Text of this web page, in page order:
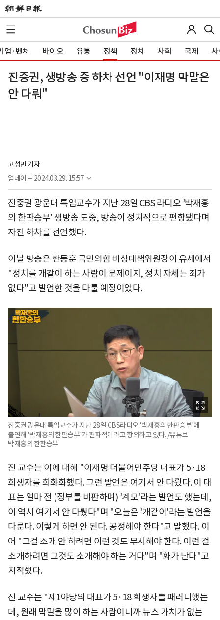
업·벤처 바이오 유통 정책 정치 사회 국제 사
진중권, 생방송 중 하차 선언 "이재명 막말은
안 다뤄"
고성민 기자
업데이트 2024.03.29. 15:57
진중권 광운대 특임교수가 지난 28일 CBS 라디오 '박재홍
의 한판승부' 생방송 도중, 방송이 정치적으로 편향됐다며
자진 하차를 선언했다.
이날 방송은 한동훈 국민의힘 비상대책위원장이 유세에서
"정치를 개같이 하는 사람이 문제이지, 정치 자체는 죄가
없다"고 발언한 것을 다룰 예정이었다.
진중권 광운대 특임교수가 지난 28일 CBS라디오 '박재홍의 한판승부'에
출연해 '박재홍의 한판승부'가 편파적이라고 항의하고 있다. /유튜브
박재홍의 한판승부
진 교수는 이에 대해 "이재명 더불어민주당 대표가 5·18
희생자를 희화화했다. 그런 발언은 여기서 안 다뤘다. 이 대
표는 얼마 전 (정부를 비판하며) '계모'라는 발언도 했는데,
이 역시 여기서 안 다뤘다"며 "오늘은 '개같이'라는 발언을
다룬다. 이렇게 하면 안 된다. 공정해야 한다"고 말했다. 이
어 "그걸 소개 안 하려면 이런 것도 무시해야 한다. 이런 걸
소개하려면 그것도 소개해야 하는 거다"며 "화가 난다"고
지적했다.
진 교수는 "제1야당의 대표가 5·18 희생자를 패러디했는
데, 원래 막말을 많이 하는 사람이니까 뉴스 가치가 없는